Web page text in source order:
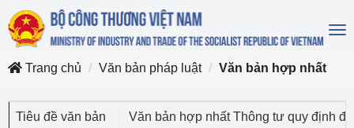
Trang chủ
Văn bản pháp luật Văn bản hợp nhất
Tiêu đề văn bản Văn bản hợp nhất Thông tư quy định